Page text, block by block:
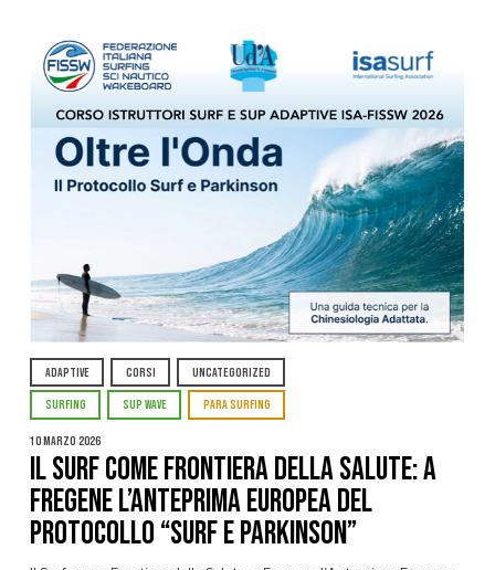
ADAPTIVE CORSI UNCATEGORIZED
SURFING SUP WAVE PARA SURFING
10 Marzo 2026
Il Surf come Frontiera della Salute: a
Fregene l’Anteprima Europea del
Protocollo “Surf e Parkinson”